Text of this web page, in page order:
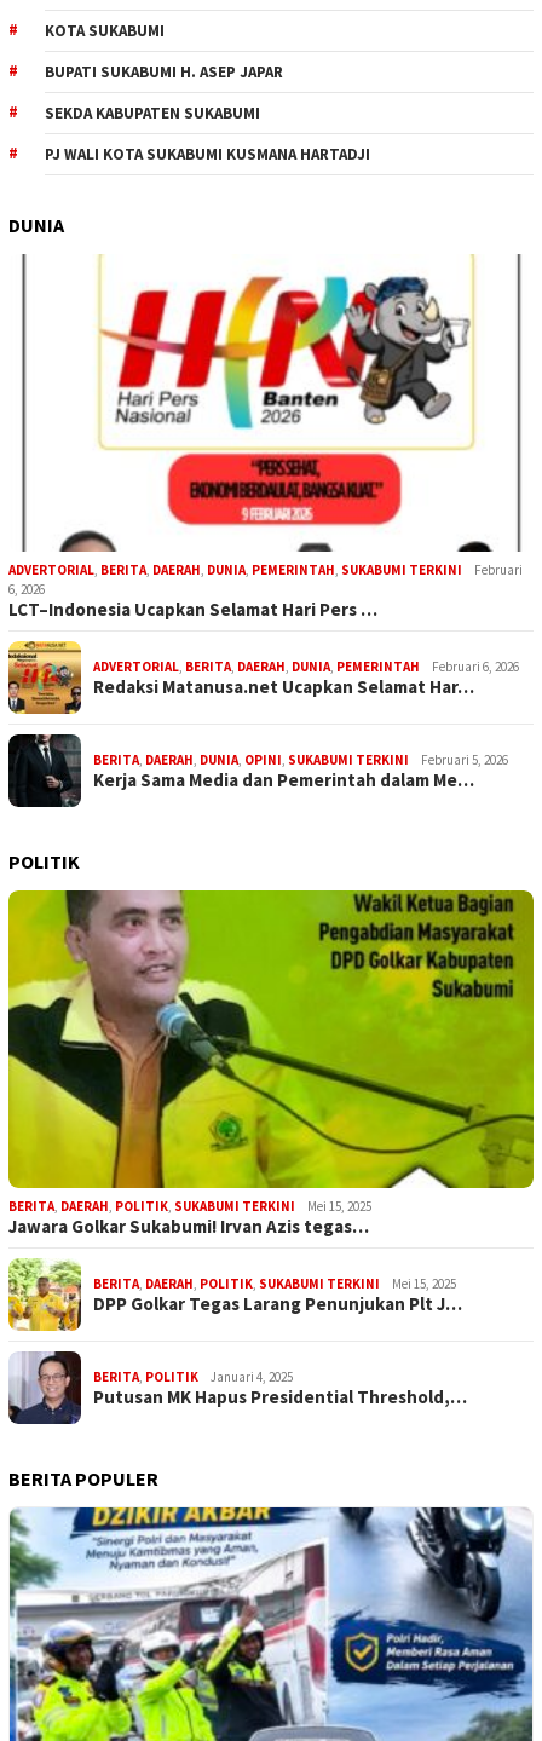
KOTA SUKABUMI
BUPATI SUKABUMI H. ASEP JAPAR
SEKDA KABUPATEN SUKABUMI
PJ WALI KOTA SUKABUMI KUSMANA HARTADJI
DUNIA
ADVERTORIAL, BERITA, DAERAH, DUNIA, PEMERINTAH, SUKABUMI TERKINI
Februari
6, 2026
LCT–Indonesia Ucapkan Selamat Hari Pers …
ADVERTORIAL, BERITA, DAERAH, DUNIA, PEMERINTAH Februari 6, 2026
Redaksi Matanusa.net Ucapkan Selamat Har…
BERITA, DAERAH, DUNIA, OPINI, SUKABUMI TERKINI Februari 5, 2026
Kerja Sama Media dan Pemerintah dalam Me…
POLITIK
BERITA, DAERAH, POLITIK, SUKABUMI TERKINI Mei 15, 2025
Jawara Golkar Sukabumi! Irvan Azis tegas…
BERITA, DAERAH, POLITIK, SUKABUMI TERKINI Mei 15, 2025
DPP Golkar Tegas Larang Penunjukan Plt J…
BERITA, POLITIK Januari 4, 2025
Putusan MK Hapus Presidential Threshold,…
BERITA POPULER